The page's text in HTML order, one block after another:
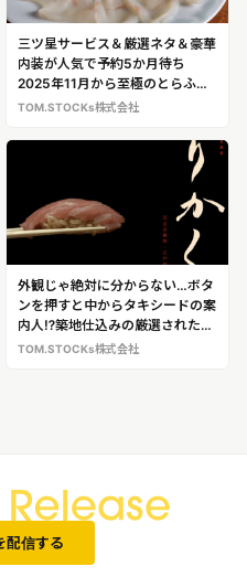
三ツ星サービス＆厳選ネタ＆豪華
内装が人気で予約5か月待ち
2025年11月から至極のとらふぐ
フルコースを提供！ 完全会員制
布）
TOM.STOCKs株式会社
外観じゃ絶対に分からない…ボタ
ンを押すと中からタキシードの案
内人⁉築地仕込みの厳選されたネ
タが味わえる、完全会員制の隠れ
TOM.STOCKs株式会社
配信する